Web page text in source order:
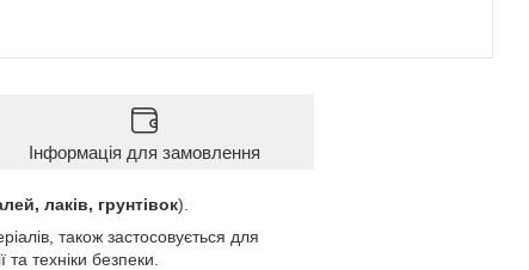
Інформація для замовлення
лаків, грунтівок).
також застосовується для
техніки безпеки.